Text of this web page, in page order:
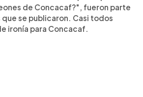
de Concacaf?", fueron parte
se publicaron. Casi todos
ironía para Concacaf.